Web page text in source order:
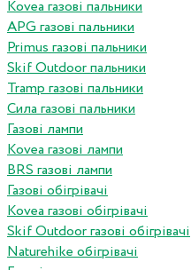
Kovea газові пальники
APG газові пальники
Primus газові пальники
Skif Outdoor пальники
Tramp газові пальники
Сила газові пальники
Газові лампи
Kovea газові лампи
BRS газові лампи
Газові обігрівачі
Kovea газові обігрівачі
Skif Outdoor газові обігрівачі
Naturehike обігрівачі